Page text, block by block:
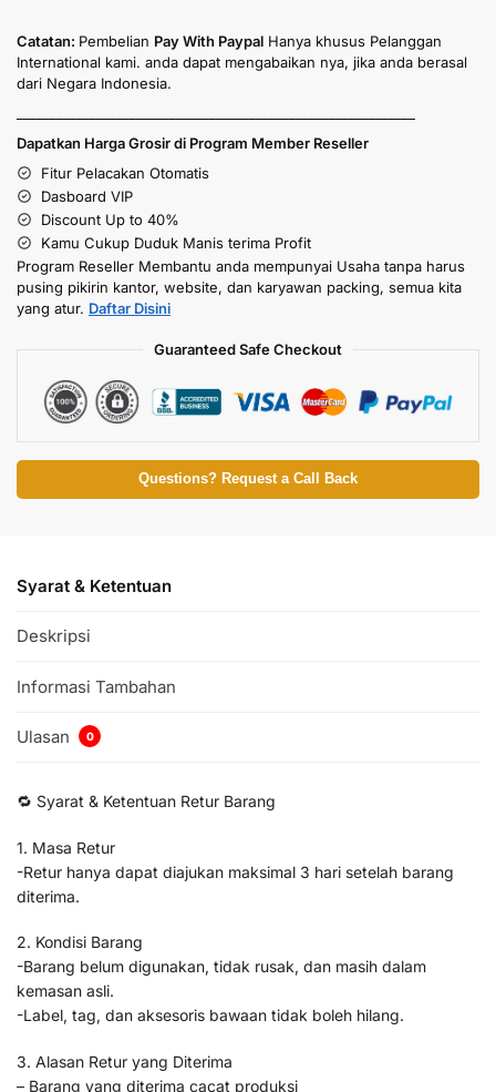
Catatan: Pembelian Pay With Paypal Hanya khusus Pelanggan
International kami. anda dapat mengabaikan nya, jika anda berasal
dari Negara Indonesia.
Dapatkan Harga Grosir di Program Member Reseller
Fitur Pelacakan Otomatis
Dasboard VIP
Discount Up to 40%
Kamu Cukup Duduk Manis terima Profit
Program Reseller Membantu anda mempunyai Usaha tanpa harus
pusing pikirin kantor, website, dan karyawan packing, semua kita
yang atur. Daftar Disini
Guaranteed Safe Checkout
Questions? Request a Call Back
Syarat & Ketentuan
Deskripsi
Informasi Tambahan
Ulasan 0
🔁 Syarat & Ketentuan Retur Barang
1. Masa Retur
-Retur hanya dapat diajukan maksimal 3 hari setelah barang
diterima.
2. Kondisi Barang
-Barang belum digunakan, tidak rusak, dan masih dalam
kemasan asli.
-Label, tag, dan aksesoris bawaan tidak boleh hilang.
3. Alasan Retur yang Diterima
– Barang yang diterima cacat produksi